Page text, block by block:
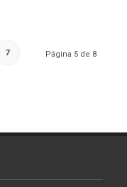
Página 5 de 8
7